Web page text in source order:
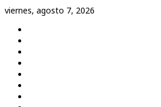
Saltar
contenido
viernes, agosto 7, 2026